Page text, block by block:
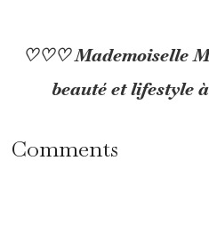
♡♡♡ Mademoiselle
beauté et
Comments